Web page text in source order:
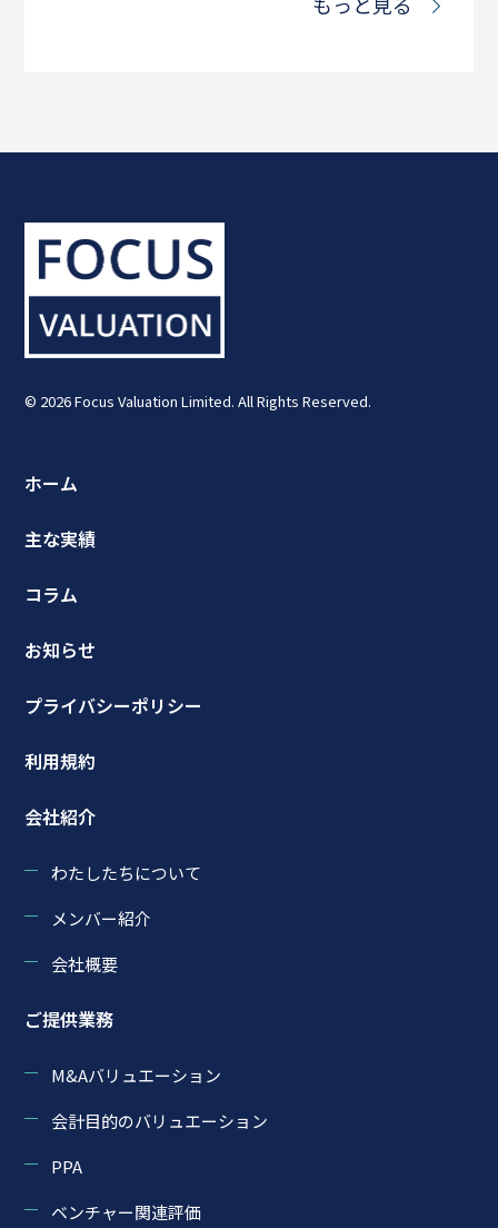
© 2026 Focus Valuation Limited. All Rights Reserved.
ホーム
主な実績
コラム
お知らせ
プライバシーポリシー
利用規約
会社紹介
わたしたちについて
メンバー紹介
会社概要
ご提供業務
M&Aバリュエーション
会計目的のバリュエーション
PPA
ベンチャー関連評価